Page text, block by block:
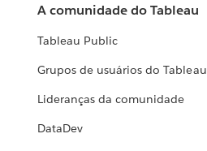
A comunidade do Tableau
Tableau Public
Grupos de usuários do Tableau
Lideranças da comunidade
DataDev